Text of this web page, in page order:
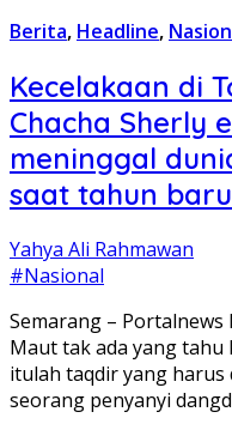
Berita, Headline,
Kecelakaan di
Chacha Sherly
meninggal
saat tahun baru
Yahya Ali Rahmawan
#Nasional
Semarang – Portalnews
Maut tak ada yang
itulah taqdir yang harus
seorang penyanyi